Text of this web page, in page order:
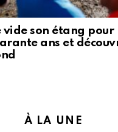
vide son étang
ans et
À LA UNE